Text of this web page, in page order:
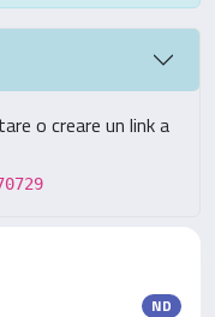
o creare un link a
ND